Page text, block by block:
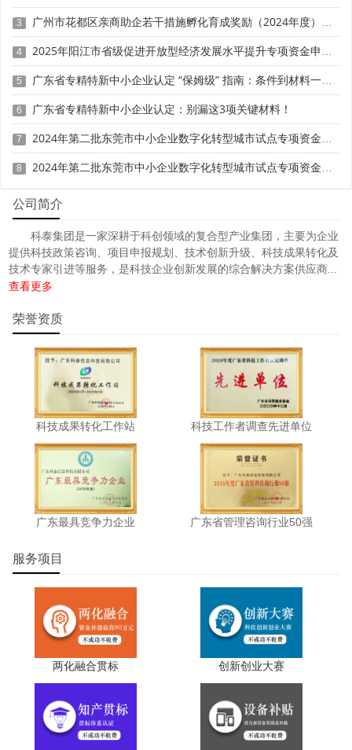
时获取最新科技项目资讯！
3 广州市花都区亲商助企若干措施孵化育成奖励（2024年度）申报时间、条件要求、补助奖励
4 2025年阳江市省级促进开放型经济发展水平提升专项资金申报时间、条件要求、补助奖励
5 广东省专精特新中小企业认定 “保姆级” 指南：条件到材料一步清
6 广东省专精特新中小企业认定：别漏这3项关键材料！
7 2024年第二批东莞市中小企业数字化转型城市试点专项资金两化融合管理体系贯标项目资助计划
8 2024年第二批东莞市中小企业数字化转型城市试点专项资金两化融合管理体系贯标项目拟资助企业名单的公示
公司简介
科泰集团是一家深耕于科创领域的复合型产业集团，主要为企业
提供科技政策咨询、项目申报规划、技术创新升级、科技成果转化及
技术专家引进等服务，是科技企业创新发展的综合解决方案供应商...
查看更多
荣誉资质
科技成果转化工作站 科技工作者调查先进单位
广东最具竞争力企业 广东省管理咨询行业50强
服务项目
两化融合贯标 创新创业大赛